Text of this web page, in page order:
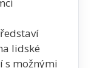
lidské
s možnými